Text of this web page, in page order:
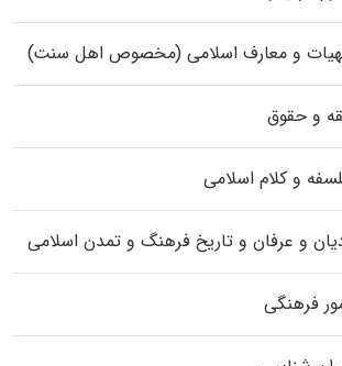
و معارف اسلامی (مخصوص اهل سنت)
و حقوق
و کلام اسلامی
و عرفان و تاریخ فرهنگ و تمدن اسلامی
فرهنگی